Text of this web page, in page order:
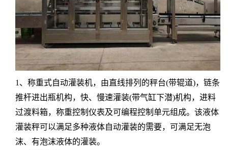
1、称重式自动灌装机，由直线排列的秤台(带辊道)，链条
推杆进出瓶机构，快、慢速灌装(带气缸下潜)机构，进料
过渡料箱，称重控制仪表及可编程控制单元组成。该液体
灌装秤可以满足多种液体自动灌装的需要，可满足无泡
沫、有泡沫液体的灌装。